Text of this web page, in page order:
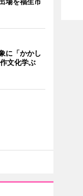
に「かかし
文化学ぶ